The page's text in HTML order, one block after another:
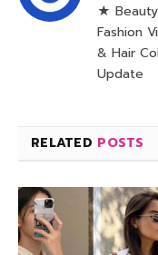
★
Fashion
& Hair
Update
RELATED POSTS